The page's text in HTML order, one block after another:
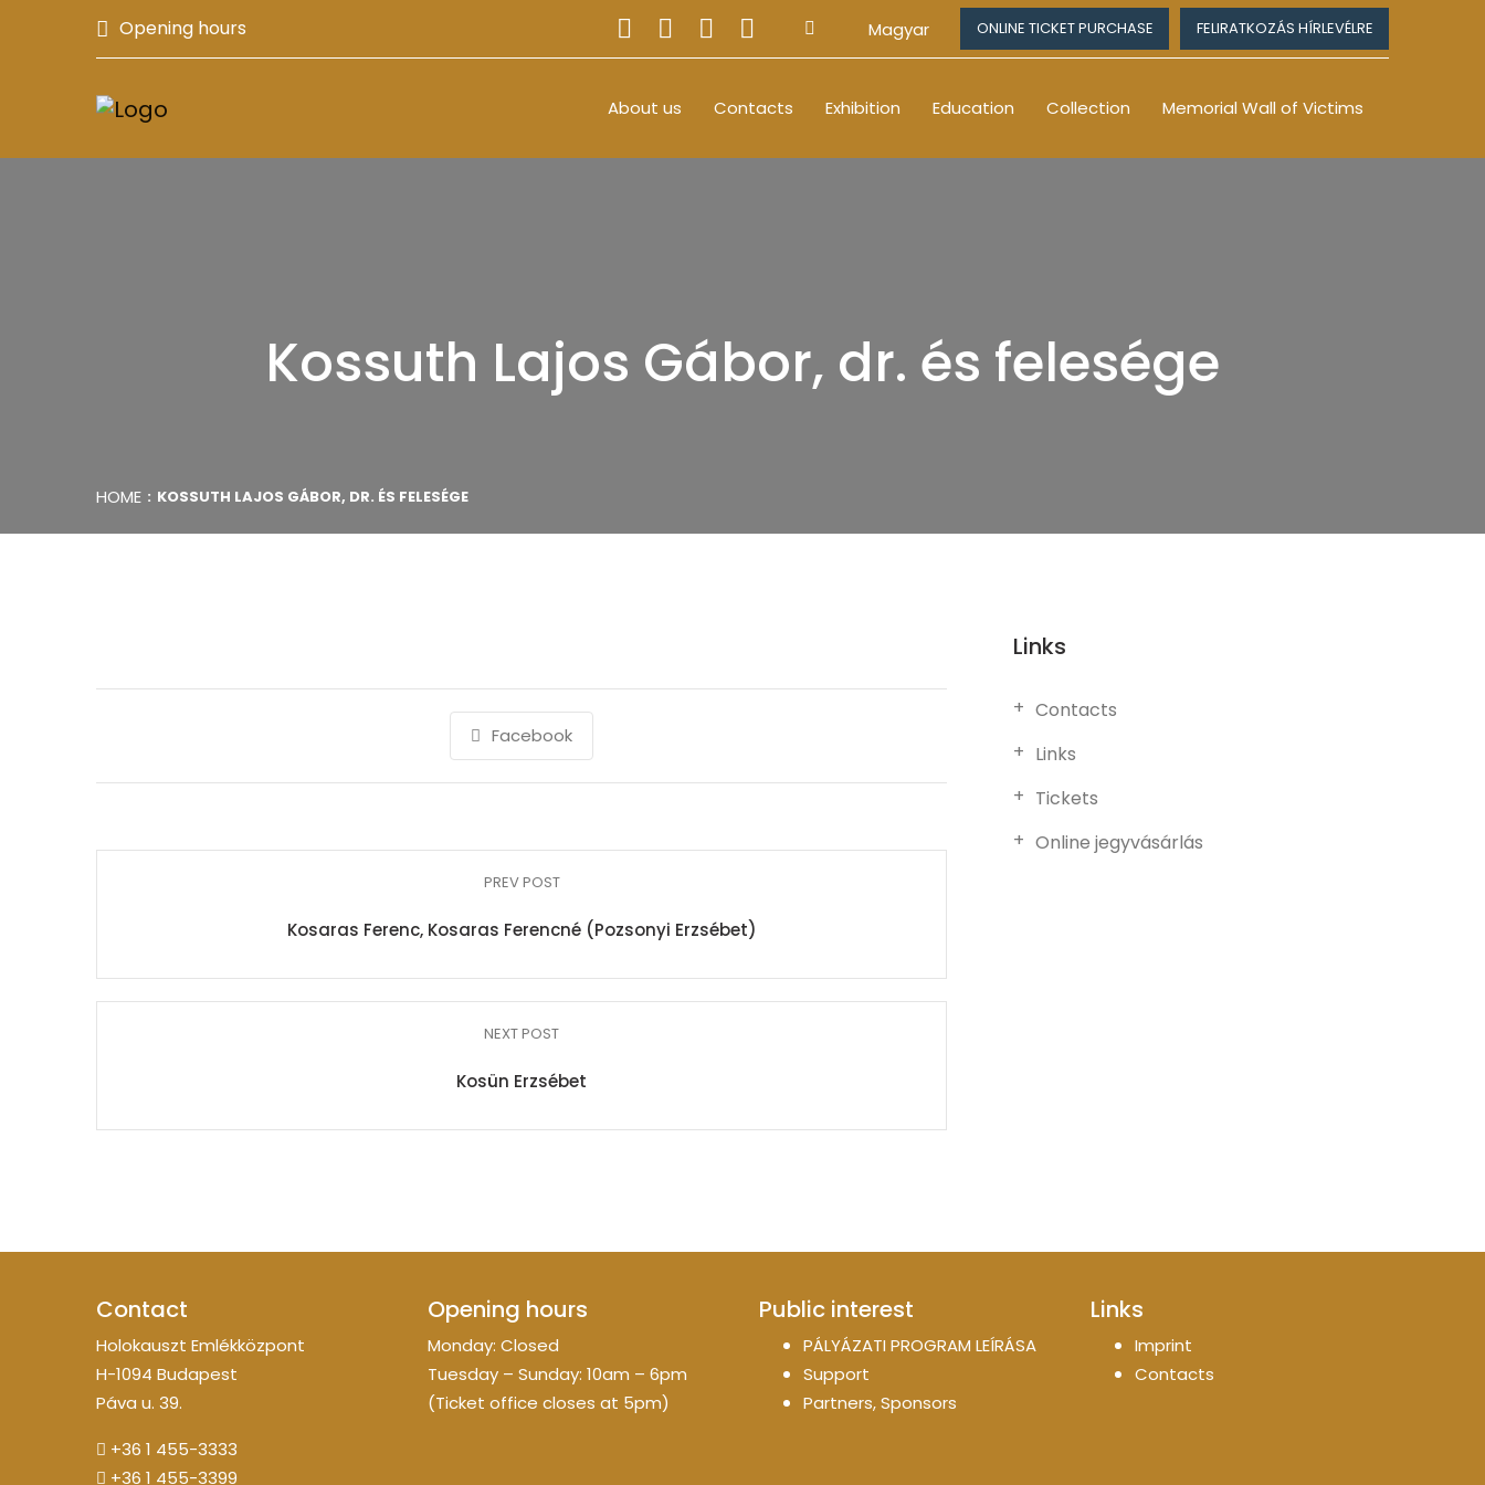
Opening hours Magyar ONLINE TICKET PURCHASE FELIRATKOZÁS HÍRLEVÉLRE
About us Contacts Exhibition Education Collection Memorial Wall of Victims
Kossuth Lajos Gábor, dr. és felesége
HOME KOSSUTH LAJOS GÁBOR, DR. ÉS FELESÉGE
Facebook
PREV POST
Kosaras Ferenc, Kosaras Ferencné (Pozsonyi Erzsébet)
NEXT POST
Kosün Erzsébet
Links
Contacts
Links
Tickets
Online jegyvásárlás
Contact
Holokauszt Emlékközpont
H-1094 Budapest
Páva u. 39.
+36 1 455-3333
+36 1 455-3399
Opening hours
Monday: Closed
Tuesday – Sunday: 10am – 6pm
(Ticket office closes at 5pm)
Public interest
PÁLYÁZATI PROGRAM LEÍRÁSA
Support
Partners, Sponsors
Links
Imprint
Contacts